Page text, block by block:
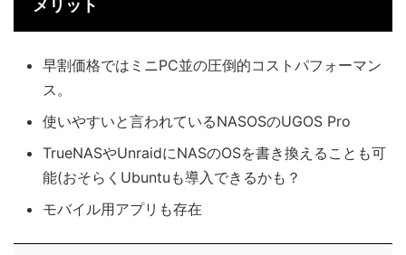
メリット
早割価格ではミニPC並の圧倒的コストパフォーマン
ス。
使いやすいと言われているNASOSのUGOS Pro
TrueNASやUnraidにNASのOSを書き換えることも可
能(おそらくUbuntuも導入できるかも？
モバイル用アプリも存在